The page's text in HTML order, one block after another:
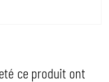
ce produit ont